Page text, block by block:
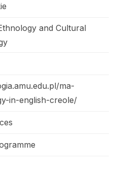
and Cultural
ma-
in-english-creole/